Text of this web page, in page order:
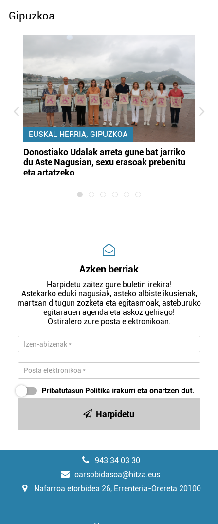
Gipuzkoa
EUSKAL HERRIA, GIPUZKOA
Donostiako Udalak arreta gune bat jarriko
du Aste Nagusian, sexu erasoak prebenitu
eta artatzeko
Azken berriak
Harpidetu zaitez gure buletin irekira!
Astekarko eduki nagusiak, asteko albiste ikusienak,
martxan ditugun zozketa eta egitasmoak, asteburuko
egitarauen agenda eta askoz gehiago!
Ostiralero zure posta elektronikoan.
Pribatutasun Politika irakurri eta onartzen dut.
Harpidetu
943 34 03 30
oarsobidasoa@hitza.eus
Nafarroa etorbidea 26, Errenteria-Orereta 20100